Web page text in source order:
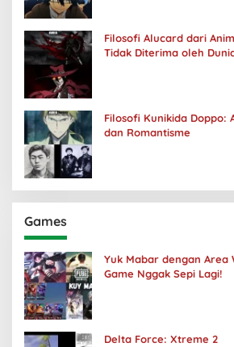
Filosofi Alucard dari
Tidak Diterima oleh
Filosofi Kunikida Doppo:
dan Romantisme
Games
Yuk Mabar dengan Area
Game Nggak Sepi Lagi!
Delta Force: Xtreme 2